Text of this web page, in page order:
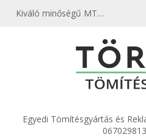
Kiváló minőségű MTZ 1221-1223-1523-D260 Váltó szekrényfedél tömítés ECO - 85-1702026 kedvező áron, egyenest a gyártótól rendelje meg most, és csatlakozzon a több ezer elégedett vásárlóhoz!
Egyedi Tömítésgyártás és